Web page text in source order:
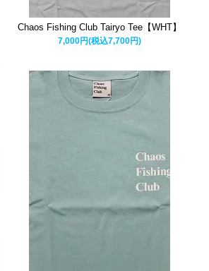
Chaos Fishing Club Tairyo Tee【WHT】
7,000円(税込7,700円)